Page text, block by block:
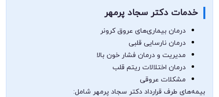
خدمات دکتر سجاد پرمهر
درمان بیماری‌های عروق کرونر
درمان نارسایی قلبی
مدیریت و درمان فشار خون بالا
درمان اختلالات ریتم قلب
مشکلات عروقی
بیمه‌های طرف قرارداد دکتر سجاد پرمهر شامل: